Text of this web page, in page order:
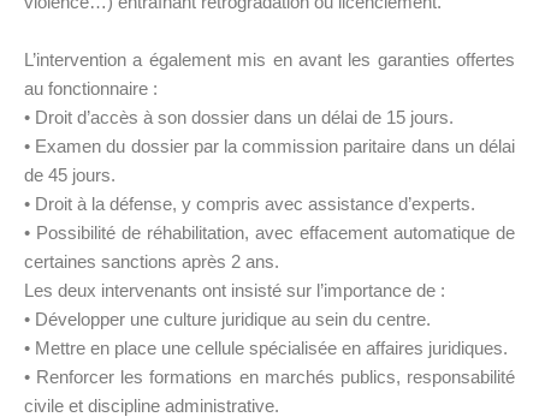
L’intervention a également mis en avant les garanties offertes
au fonctionnaire :
• Droit d’accès à son dossier dans un délai de 15 jours.
• Examen du dossier par la commission paritaire dans un délai
de 45 jours.
• Droit à la défense, y compris avec assistance d’experts.
• Possibilité de réhabilitation, avec effacement automatique de
certaines sanctions après 2 ans.
Les deux intervenants ont insisté sur l’importance de :
• Développer une culture juridique au sein du centre.
• Mettre en place une cellule spécialisée en affaires juridiques.
• Renforcer les formations en marchés publics, responsabilité
civile et discipline administrative.